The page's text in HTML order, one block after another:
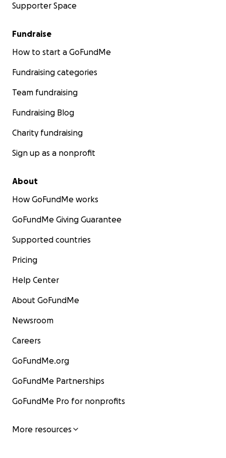
Supporter Space
Fundraise
How to start a GoFundMe
Fundraising categories
Team fundraising
Fundraising Blog
Charity fundraising
Sign up as a nonprofit
About
How GoFundMe works
GoFundMe Giving Guarantee
Supported countries
Pricing
Help Center
About GoFundMe
Newsroom
Careers
GoFundMe.org
GoFundMe Partnerships
GoFundMe Pro for nonprofits
More resources